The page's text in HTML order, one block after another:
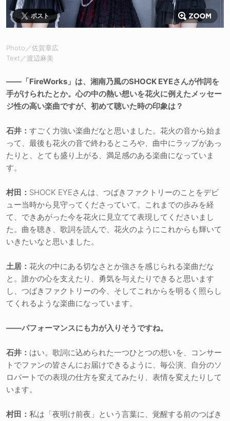
ポスト
Photo／佐賀章広
Text／渡辺麻美
――「FireWorks」は、湘南乃風のSHOCK EYEさんが作詞を
手がけられたとか。心の中の熱い想いを花火に例えたメッセー
ジ性の高い楽曲ですが、初めて聴いた時の印象は？
石井： すごく力強い楽曲だなと思いました。花火の音から始ま
って、最後も花火の音で終わるところや、曲中にラップがあっ
たりと、とても盛り上がる、満足感のある楽曲になっていま
す。
村田： SHOCK EYEさんは、つばきファクトリーのことをデビ
ュー当時から見守ってくださっていて。これまでの歩みを経
て、できあがった今を花火に見立てて表現してくださいまし
た。曲を聴き、歌詞を読んで、花火のようにこれからも輝いて
いきたいなと思いました。
土居： 花火の中にある切なさとか強さを感じられる楽曲だな
と。誰かの心を支えたり、勇気を与えたりできると思います
し、つばきファクトリーの今、そしてこれからを明るく照らし
てくれるような楽曲になっています。
――パフォーマンスにも力が入りそうですね。
石井： はい。歌詞に込められた一つひとつの想いを、コンサー
トでファンの皆さんにお届けできるように、毎公演、自分のソ
ロパートでの表現の仕方を変えてみたり、表情を変えたりして
います。
村田： 私は「夜明け前夜」という言葉に、覚醒する前のつばき